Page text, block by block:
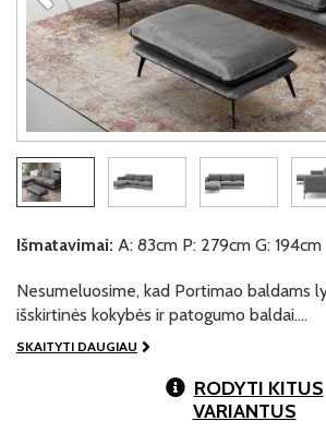
Išmatavimai: A: 83cm P: 279cm G: 194cm
Nesumeluosime, kad Portimao baldams
išskirtinės kokybės ir patogumo baldai.…
SKAITYTI DAUGIAU
RODYTI KITUS
VARIANTUS